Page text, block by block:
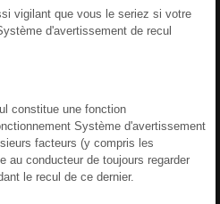
vigilant que vous le seriez si votre
d'avertissement de recul
constitue une fonction
Système d'avertissement
facteurs (y compris les
au conducteur de toujours regarder
le recul de ce dernier.